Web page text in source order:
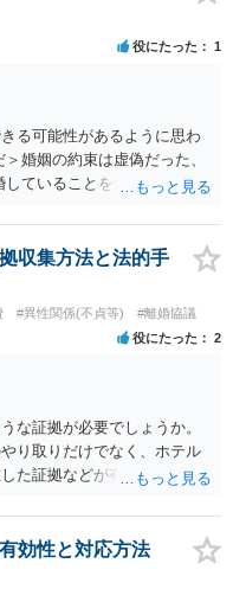
役にたった 1
る可能性があるように思わ
婚姻の約束は虚偽だった、
ていることを知って行為に
は高額にならないように思
てみてください。
収集方法と法的手
#異性関係(不貞等) #離婚協議
役にたった 2
な証拠が必要でしょうか。
り取りだけでなく、ホテル
た証拠などが有効です。 不
と思われます。 ただし、不
許したとの評価につながる
上、ご参考まで。
効性と対応方法